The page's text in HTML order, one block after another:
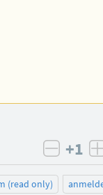
+1
(read only)